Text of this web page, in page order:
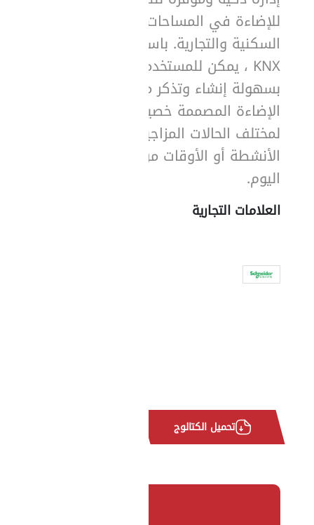
للإضاءة في المساحات
السكنية والتجارية. باستخدام
KNX ، يمكن للمستخدمين
بسهولة إنشاء وتذكر مشاهد
الإضاءة المصممة خصيصا
لمختلف الحالات المزاجية أو
الأنشطة أو الأوقات من
اليوم.
العلامات التجارية
تحميل الكتالوج